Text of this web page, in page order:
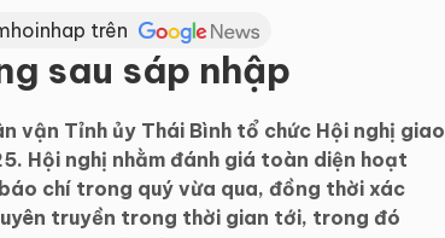
trên
sau sáp nhập
vận Tỉnh ủy Thái Bình tổ chức Hội nghị giao
Hội nghị nhằm đánh giá toàn diện hoạt
chí trong quý vừa qua, đồng thời xác
truyền trong thời gian tới, trong đó